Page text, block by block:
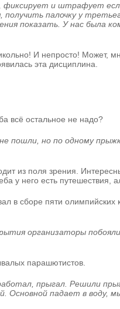
и штрафует
палочку у
показать. У нас была
И непросто! Может,
эта дисциплина.
всё остальное не надо?
пошли, но по одному
из поля зрения.
у него есть путешествия,
в сборе пяти
организаторы
парашютистов.
прыгал. Решили
падает в воду, мы